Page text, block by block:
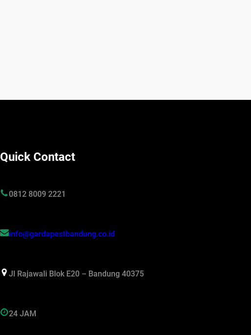
Quick Contact
0812 8009 2221
info@gardapestbandung.co.id
Jl Rajawali Blok E20 – Bandung 40375
24 JAM